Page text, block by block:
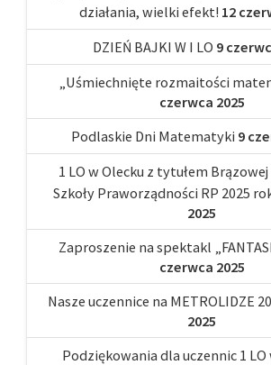
działania, wielki efekt! 12
DZIEŃ BAJKI W I LO 9
„Uśmiechnięte rozmaitości
czerwca 2025
Podlaskie Dni Matematyki 9
1 LO w Olecku z tytułem
Szkoły Praworządności RP 2025
2025
Zaproszenie na spektakl
czerwca 2025
Nasze uczennice na METROLIDZE
2025
Podziękowania dla uczennic 1 LO